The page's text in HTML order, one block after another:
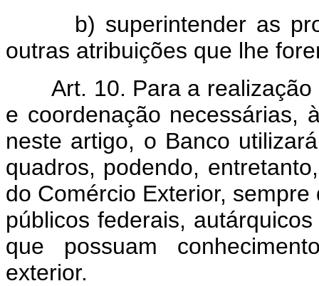
b) superintender as
outras atribuições que lhe
Art. 10. Para a
e coordenação necessárias,
neste artigo, o Banco
quadros, podendo,
do Comércio Exterior,
públicos federais,
que possuam
exterior.